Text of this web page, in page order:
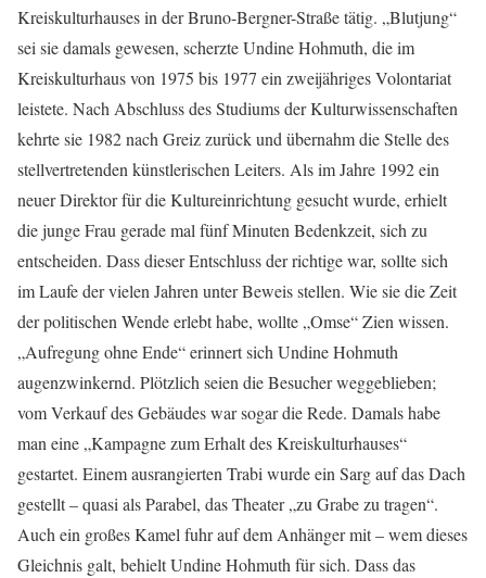
Kreiskulturhauses in der Bruno-Bergner-Straße tätig. „Blutjung“
sei sie damals gewesen, scherzte Undine Hohmuth, die im
Kreiskulturhaus von 1975 bis 1977 ein zweijähriges Volontariat
leistete. Nach Abschluss des Studiums der Kulturwissenschaften
kehrte sie 1982 nach Greiz zurück und übernahm die Stelle des
stellvertretenden künstlerischen Leiters. Als im Jahre 1992 ein
neuer Direktor für die Kultureinrichtung gesucht wurde, erhielt
die junge Frau gerade mal fünf Minuten Bedenkzeit, sich zu
entscheiden. Dass dieser Entschluss der richtige war, sollte sich
im Laufe der vielen Jahren unter Beweis stellen. Wie sie die Zeit
der politischen Wende erlebt habe, wollte „Omse“ Zien wissen.
„Aufregung ohne Ende“ erinnert sich Undine Hohmuth
augenzwinkernd. Plötzlich seien die Besucher weggeblieben;
vom Verkauf des Gebäudes war sogar die Rede. Damals habe
man eine „Kampagne zum Erhalt des Kreiskulturhauses“
gestartet. Einem ausrangierten Trabi wurde ein Sarg auf das Dach
gestellt – quasi als Parabel, das Theater „zu Grabe zu tragen“.
Auch ein großes Kamel fuhr auf dem Anhänger mit – wem dieses
Gleichnis galt, behielt Undine Hohmuth für sich. Dass das